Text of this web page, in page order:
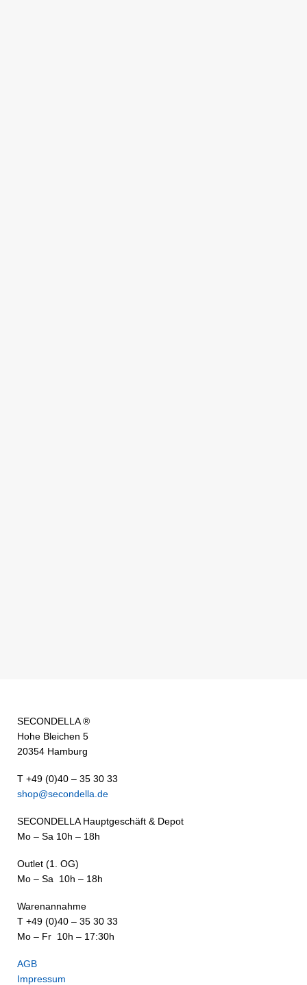
SECONDELLA ®
Hohe Bleichen 5
20354 Hamburg
T +49 (0)40 – 35 30 33
shop@secondella.de
SECONDELLA Hauptgeschäft & Depot
Mo – Sa 10h – 18h
Outlet (1. OG)
Mo – Sa 10h – 18h
Warenannahme
T +49 (0)40 – 35 30 33
Mo – Fr 10h – 17:30h
AGB
Impressum